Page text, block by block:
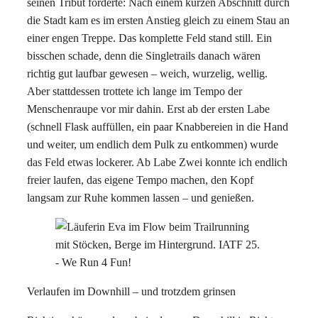
die Stadt kam es im ersten Anstieg gleich zu einem Stau an
einer engen Treppe. Das komplette Feld stand still. Ein
bisschen schade, denn die Singletrails danach wären
richtig gut laufbar gewesen – weich, wurzelig, wellig.
Aber stattdessen trottete ich lange im Tempo der
Menschenraupe vor mir dahin. Erst ab der ersten Labe
(schnell Flask auffüllen, ein paar Knabbereien in die Hand
und weiter, um endlich dem Pulk zu entkommen) wurde
das Feld etwas lockerer. Ab Labe Zwei konnte ich endlich
freier laufen, das eigene Tempo machen, den Kopf
langsam zur Ruhe kommen lassen – und genießen.
Verlaufen im Downhill – und trotzdem grinsen